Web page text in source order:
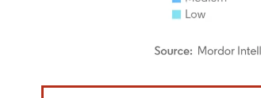
Image © Mordor Intelligence. La réutilisation